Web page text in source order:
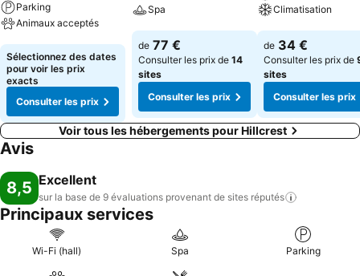
Parking
Animaux acceptés
Consulter les prix
Sélectionnez des dates
pour voir les prix
exacts
Consulter les prix
Spa
Consulter les prix
de 77 €
Consulter les prix de 14
sites
Consulter les prix
Climatisation
Consulter les
de 34 €
Consulter les prix de
sites
Consulter les prix
Voir tous les hébergements pour Hillcrest
Avis
8,5 Excellent
sur la base de 9 évaluations provenant de sites réputés
Principaux services
Wi-Fi (hall) Spa Parking